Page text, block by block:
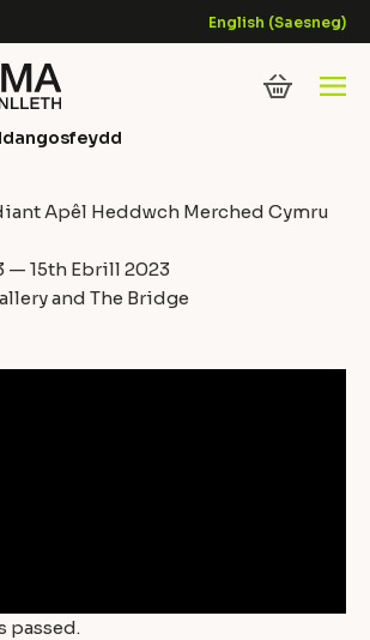
English (Saesneg)
Apêl Heddwch Merched Cymru
— 15th Ebrill 2023
and The Bridge
passed.